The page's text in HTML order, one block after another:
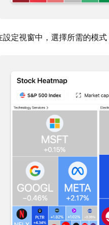
設定視窗中，選擇所需的模式